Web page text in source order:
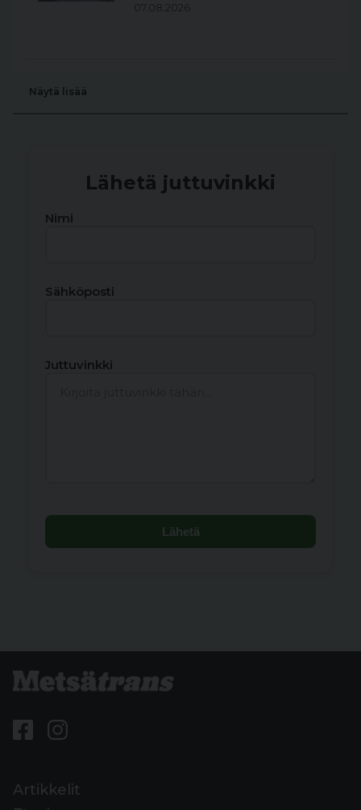
07.08.2026
Näytä lisää
Lähetä juttuvinkki
Nimi
Sähköposti
Juttuvinkki
Lähetä
Artikkelit